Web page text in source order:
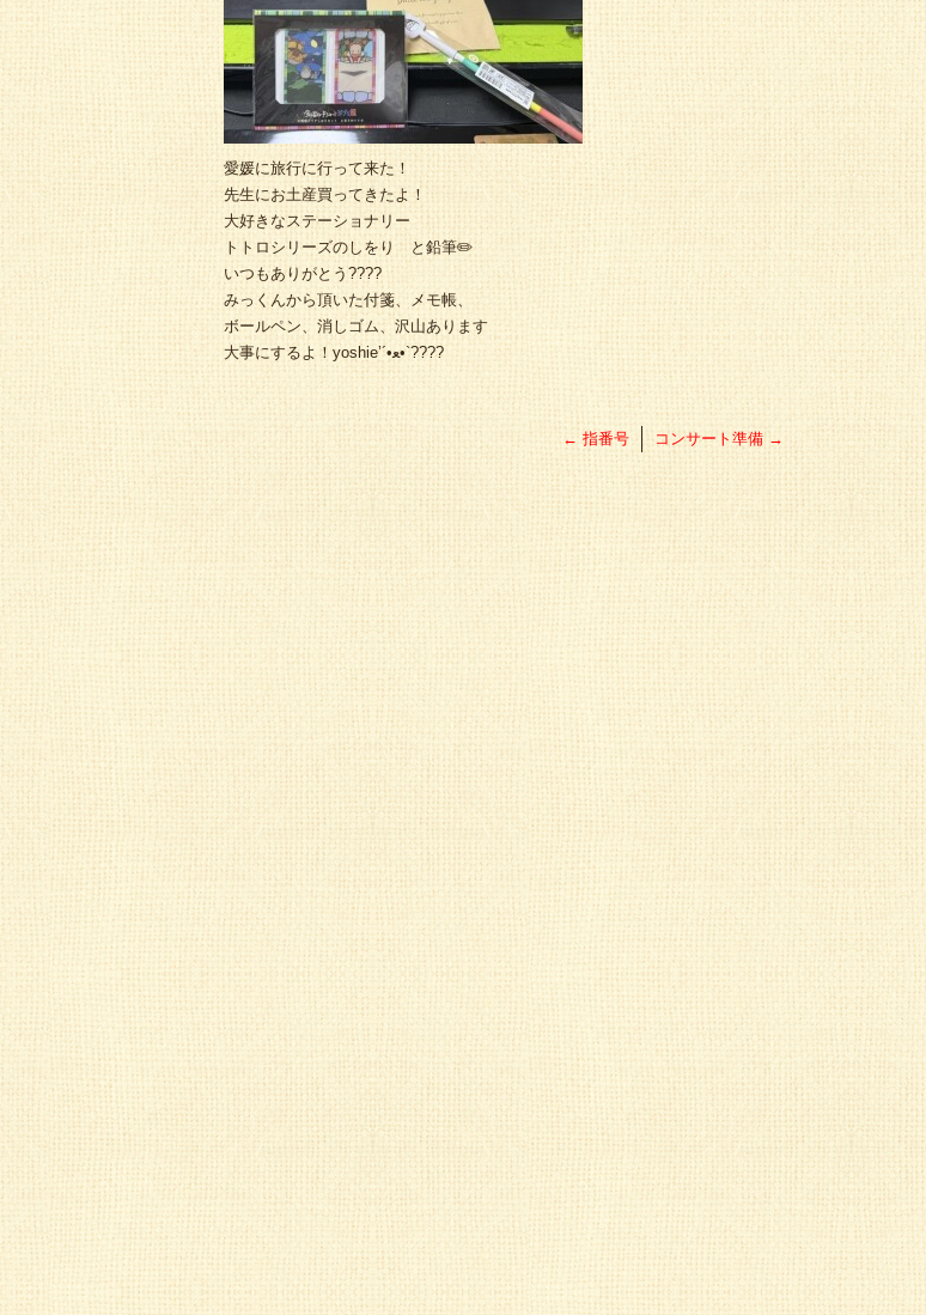
愛媛に旅行に行って来た！
先生にお土産買ってきたよ！
大好きなステーショナリー
トトロシリーズのしをり と鉛筆✏️
いつもありがとう????
みっくんから頂いた付箋、メモ帳、
ボールペン、消しゴム、沢山あります
大事にするよ！yoshie’‎´•ﻌ•`????
← 指番号 コンサート準備 →